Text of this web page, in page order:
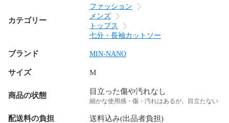
カテゴリー
ファッション
メンズ
トップス
七分・長袖カットソー
ブランド MIN-NANO
サイズ M
商品の状態 目立った傷や汚れなし
細かな使用感・傷・汚れはあるが、目立たない
配送料の負担 送料込み(出品者負担)